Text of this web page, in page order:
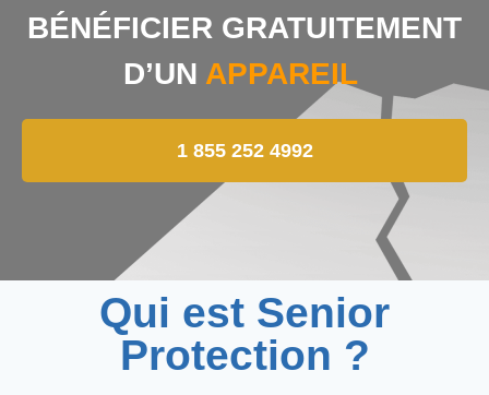
BÉNÉFICIER GRATUITEMENT
D’UN APPAREIL
1 855 252 4992
Qui est Senior
Protection ?